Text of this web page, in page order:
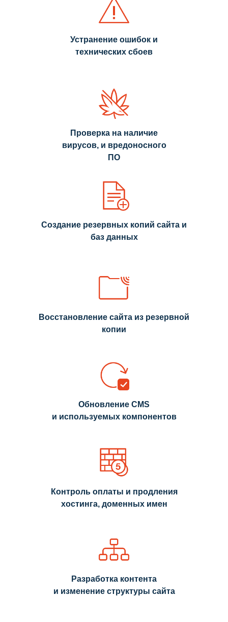
Устранение ошибок и
технических сбоев
Проверка на наличие
вирусов, и вредоносного
ПО
Восстановление сайта из резервной
копии
Обновление CMS
и используемых компонентов
Создание резервных копий сайта и
баз данных
Контроль оплаты и продления
хостинга, доменных имен
Разработка контента
и изменение структуры сайта